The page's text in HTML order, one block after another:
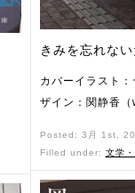
きみを忘れな
カバーイラスト
ザイン：関静香
Posted: 3月 1st,
Filled under: 文学